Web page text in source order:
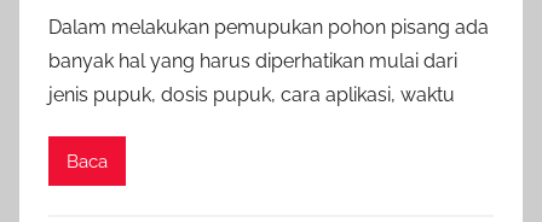
Dalam melakukan pemupukan pohon pisang ada
banyak hal yang harus diperhatikan mulai dari
jenis pupuk, dosis pupuk, cara aplikasi, waktu
Baca